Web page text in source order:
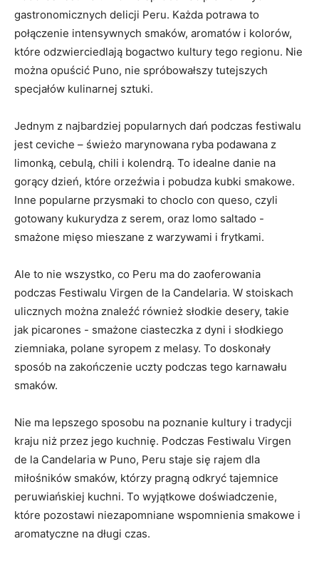
gastronomicznych delicji Peru.⁢ Każda potrawa ‍to
‌połączenie intensywnych smaków, aromatów​ i kolorów,‌
które odzwierciedlają‌ bogactwo ‍kultury tego regionu.​ Nie​
można⁤ opuścić Puno, nie spróbowałszy⁢ tutejszych
specjałów kulinarnej sztuki.
Jednym z najbardziej‍ popularnych dań podczas festiwalu⁤
jest​ ceviche – świeżo ​marynowana ryba podawana​ z
limonką, ‍cebulą, chili ⁣i kolendrą. To idealne danie na⁢
gorący dzień,‍ które⁣ orzeźwia i pobudza ​kubki smakowe.
⁣Inne popularne ​przysmaki to choclo con queso, czyli ​
gotowany‌ kukurydza ⁣z ⁤serem, oraz lomo ⁣saltado ‌-
smażone​ mięso mieszane z warzywami ​i frytkami.
Ale to nie‌ wszystko, co Peru ‍ma do‍ zaoferowania
podczas ‌Festiwalu Virgen de la ‍Candelaria. W ⁤stoiskach
ulicznych można znaleźć również słodkie ⁣desery, ⁢takie⁢
jak⁤ picarones -‍ smażone ciasteczka z dyni i słodkiego
ziemniaka, polane syropem z ⁣melasy. To doskonały
sposób na ⁤zakończenie​ uczty podczas ​tego karnawału
smaków.
Nie ma lepszego ⁣sposobu ​na poznanie kultury ⁤i‍ tradycji
kraju niż przez ⁣jego ​kuchnię. Podczas​ Festiwalu Virgen
de la ‍Candelaria w⁣ Puno, ​Peru ‌staje się rajem dla
miłośników ⁤smaków,​ którzy ⁣pragną odkryć tajemnice
peruwiańskiej ​kuchni. To wyjątkowe doświadczenie,
które pozostawi ‌niezapomniane wspomnienia smakowe i
aromatyczne na⁢ długi ‍czas.